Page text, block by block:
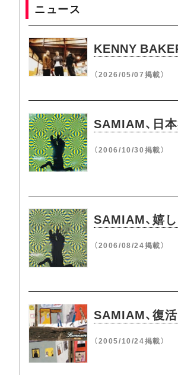
ニュース
KENNY
（2026/05/07掲載）
SAMIAM、日
（2006/10/30掲載）
SAMIAM、嬉
（2006/08/24掲載）
SAMIAM、復活
（2005/10/24掲載）